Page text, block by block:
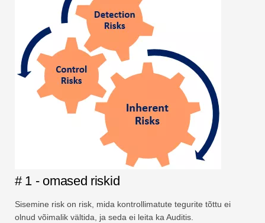
# 1 - omased riskid
Sisemine risk on risk, mida kontrollimatute tegurite tõttu ei
olnud võimalik vältida, ja seda ei leita ka Auditis.